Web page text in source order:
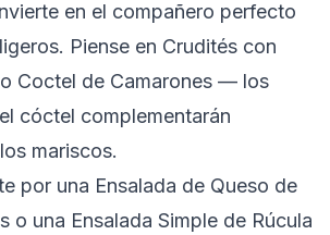
en el compañero perfecto
Piense en Crudités con
o Coctel de Camarones — los
cóctel complementarán
mariscos.
por una Ensalada de Queso de
o una Ensalada Simple de Rúcula